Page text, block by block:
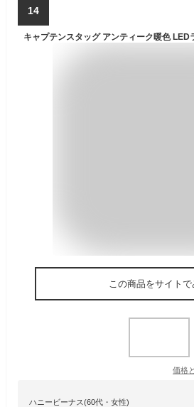
14
キャプテンスタッグ アンティーク暖色 LED
この商品をサイトで
価格
ハニービーナス(60代・女性)